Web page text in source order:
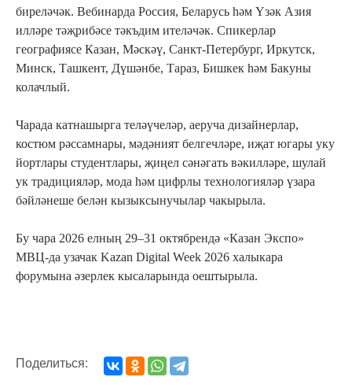
биреләчәк. Вебинарда Россия, Беларусь һәм Үзәк Азия
илләре тәҗрибәсе тәкъдим ителәчәк. Спикерлар
географиясе Казан, Мәскәү, Санкт-Петербург, Иркутск,
Минск, Ташкент, Дүшәнбе, Тараз, Бишкек һәм Бакуны
колачлый.
Чарада катнашырга теләүчеләр, аеруча дизайнерлар,
костюм рәссамнары, мәдәният белгечләре, иҗат югары уку
йортлары студентлары, җиңел сәнәгать вәкилләре, шулай
ук традицияләр, мода һәм цифрлы технологияләр үзара
бәйләнеше белән кызыксынучылар чакырыла.
Бу чара 2026 елның 29–31 октябрендә «Казан Экспо»
МВЦ-да узачак Kazan Digital Week 2026 халыкара
форумына әзерлек кысаларында оештырыла.
Поделиться: